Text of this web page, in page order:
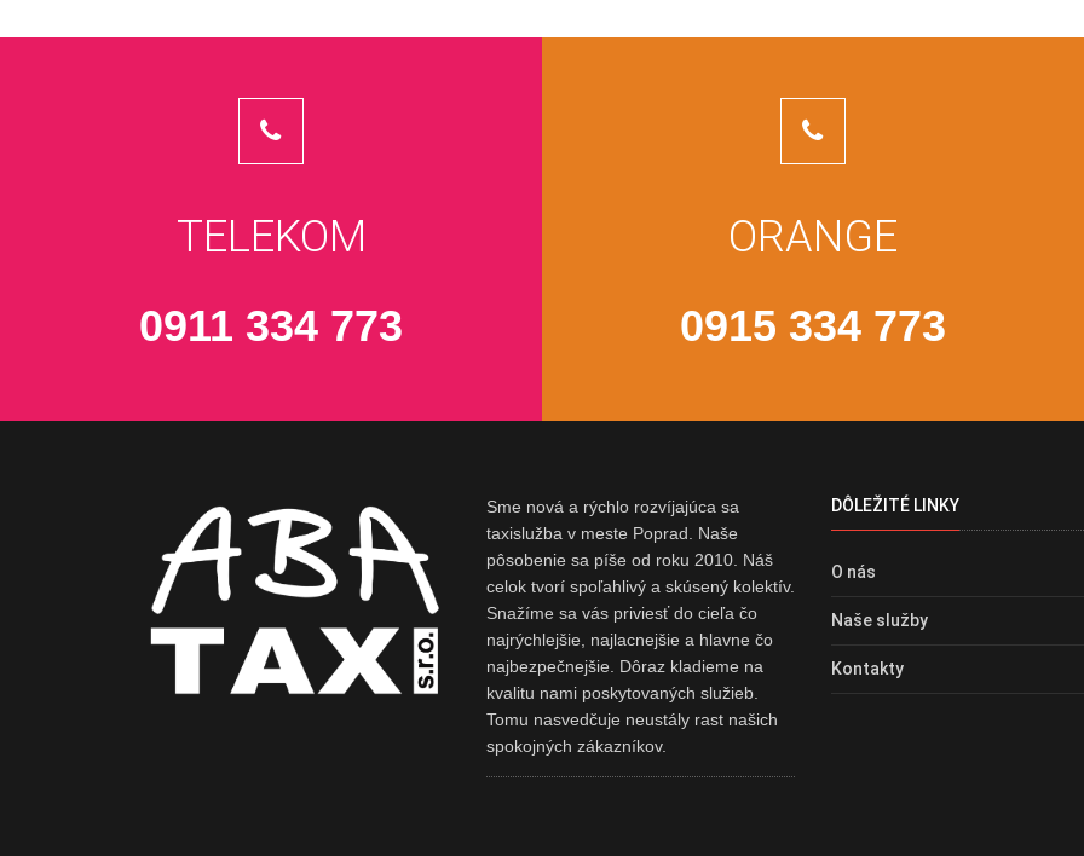
TELEKOM
0911 334 773
ORANGE
0915 334 773
Sme nová a rýchlo rozvíjajúca sa
taxislužba v meste Poprad. Naše
pôsobenie sa píše od roku 2010. Náš
celok tvorí spoľahlivý a skúsený kolektív.
Snažíme sa vás priviesť do cieľa čo
najrýchlejšie, najlacnejšie a hlavne čo
najbezpečnejšie. Dôraz kladieme na
kvalitu nami poskytovaných služieb.
Tomu nasvedčuje neustály rast našich
spokojných zákazníkov.
DÔLEŽITÉ LINKY
O nás
Naše služby
Kontakty